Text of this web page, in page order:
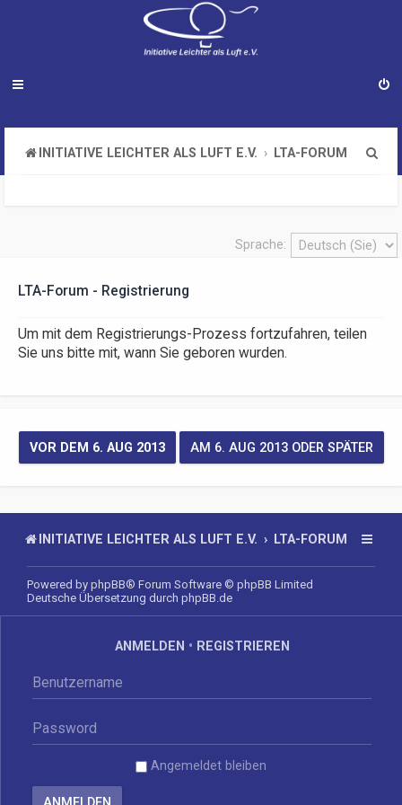
INITIATIVE LEICHTER ALS LUFT E.V. LTA-FORUM
h
Sprache:
LTA-Forum - Registrierung
Um mit dem Registrierungs-Prozess fortzufahren, teilen
Sie uns bitte mit, wann Sie geboren wurden.
INITIATIVE LEICHTER ALS LUFT E.V. LTA-FORUM
Powered by phpBB® Forum Software © phpBB Limited
Deutsche Übersetzung durch phpBB.de
ANMELDEN • REGISTRIEREN
Angemeldet bleiben